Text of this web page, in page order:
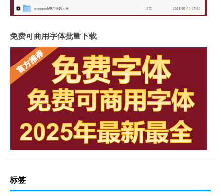
免费可商用字体批量下载
标签